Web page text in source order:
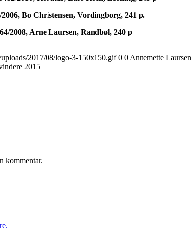
Bo Christensen, Vordingborg, 241 p.
2008, Arne Laursen, Randbøl, 240 p
2017/08/logo-3-150x150.gif 0 0 Annemette Laursen
2015
kommentar.